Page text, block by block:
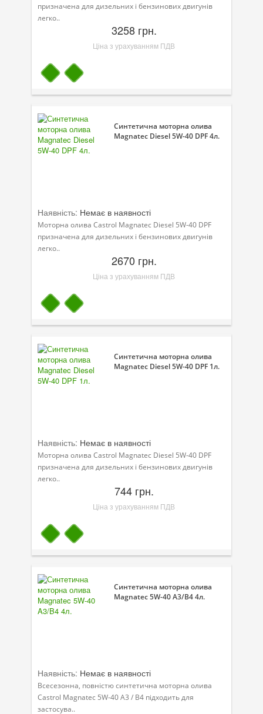
призначена для дизельних і бензинових двигунів
легко..
3258 грн.
Ціна з урахуванням ПДВ
Синтетична моторна олива
Magnatec Diesel 5W-40 DPF 4л.
Наявність: Немає в наявності
Моторна олива Castrol Magnatec Diesel 5W-40 DPF
призначена для дизельних і бензинових двигунів
легко..
2670 грн.
Ціна з урахуванням ПДВ
Синтетична моторна олива
Magnatec Diesel 5W-40 DPF 1л.
Наявність: Немає в наявності
Моторна олива Castrol Magnatec Diesel 5W-40 DPF
призначена для дизельних і бензинових двигунів
легко..
744 грн.
Ціна з урахуванням ПДВ
Синтетична моторна олива
Magnatec 5W-40 A3/B4 4л.
Наявність: Немає в наявності
Всесезонна, повністю синтетична моторна олива
Castrol Magnatec 5W-40 A3 / B4 підходить для
застосува..